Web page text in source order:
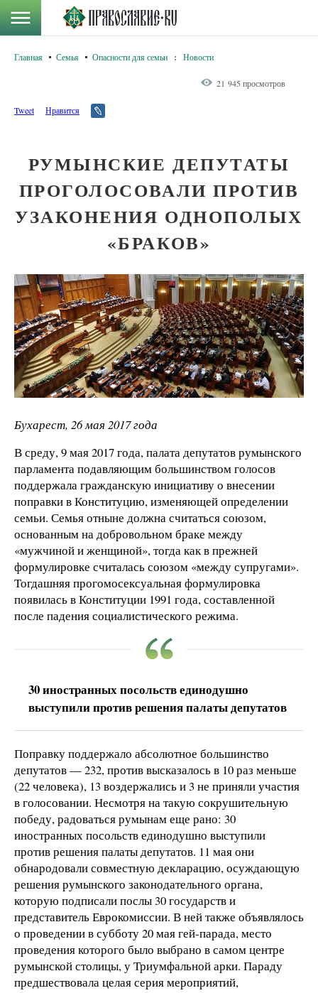
Главная Семья Опасности для семьи : Новости
21 945 просмотров
Tweet Нравится
РУМЫНСКИЕ ДЕПУТАТЫ
ПРОГОЛОСОВАЛИ ПРОТИВ
УЗАКОНЕНИЯ ОДНОПОЛЫХ
«БРАКОВ»
Бухарест, 26 мая 2017 года
В среду, 9 мая 2017 года, палата депутатов румынского
парламента подавляющим большинством голосов
поддержала гражданскую инициативу о внесении
поправки в Конституцию, изменяющей определении
семьи. Семья отныне должна считаться союзом,
основанным на добровольном браке между
«мужчиной и женщиной», тогда как в прежней
формулировке считалась союзом «между супругами».
Тогдашняя прогомосексуальная формулировка
появилась в Конституции 1991 года, составленной
после падения социалистического режима.
30 иностранных посольств единодушно
выступили против решения палаты депутатов
Поправку поддержало абсолютное большинство
депутатов — 232, против высказалось в 10 раз меньше
(22 человека), 13 воздержались и 3 не приняли участия
в голосовании. Несмотря на такую сокрушительную
победу, радоваться румынам еще рано: 30
иностранных посольств единодушно выступили
против решения палаты депутатов. 11 мая они
обнародовали совместную декларацию, осуждающую
решения румынского законодательного органа,
которую подписали послы 30 государств и
представитель Еврокомиссии. В ней также объявлялось
о проведении в субботу 20 мая гей-парада, место
проведения которого было выбрано в самом центре
румынской столицы, у Триумфальной арки. Параду
предшествовала целая серия мероприятий,